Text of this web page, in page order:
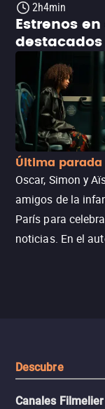
2h4min
Estrenos
Última parada
Oscar, Simon y
amigos de la
París para
noticias. En el
Descubre
Canales